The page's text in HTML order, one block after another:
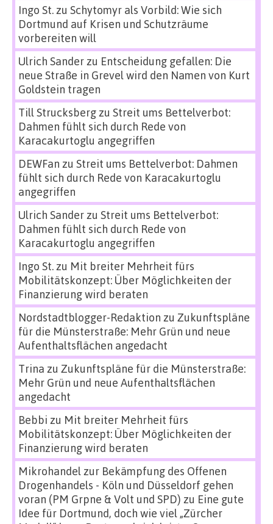
Ingo St.zu Schytomyr als Vorbild: Wie sich
Dortmund auf Krisen und Schutzräume
vorbereiten will
Ulrich Sanderzu Entscheidung gefallen: Die
neue Straße in Grevel wird den Namen von Kurt
Goldstein tragen
Till Strucksbergzu Streit ums Bettelverbot:
Dahmen fühlt sich durch Rede von
Karacakurtoglu angegriffen
DEWFan zu Streit ums Bettelverbot: Dahmen
fühlt sich durch Rede von Karacakurtoglu
angegriffen
Ulrich Sanderzu Streit ums Bettelverbot:
Dahmen fühlt sich durch Rede von
Karacakurtoglu angegriffen
Ingo St.zu Mit breiter Mehrheit fürs
Mobilitätskonzept: Über Möglichkeiten der
Finanzierung wird beraten
Nordstadtblogger-Redaktion zu Zukunftspläne
für die Münsterstraße: Mehr Grün und neue
Aufenthaltsflächen angedacht
Trina zu Zukunftspläne für die Münsterstraße:
Mehr Grün und neue Aufenthaltsflächen
angedacht
Bebbi zu Mit breiter Mehrheit fürs
Mobilitätskonzept: Über Möglichkeiten der
Finanzierung wird beraten
Mikrohandel zur Bekämpfung des Offenen
Drogenhandels - Köln und Düsseldorf gehen
voran (PM Grpne & Volt und SPD) zu Eine gute
Idee für Dortmund, doch wie viel „Zürcher